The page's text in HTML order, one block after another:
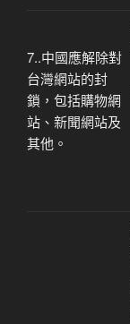
7..中國應解除對
台灣網站的封
鎖，包括購物網
站、新聞網站及
其他。